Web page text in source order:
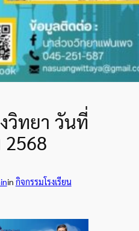
วิทยา วันที่
in กิจกรรมโรงเรียน